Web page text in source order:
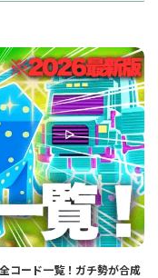
コード一覧！ガチ勢が合成